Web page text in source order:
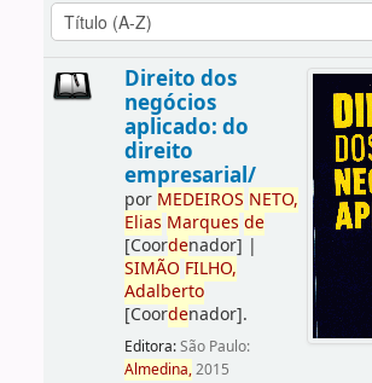
Direito dos
negócios
aplicado: do
direito
empresarial/
por MEDEIROS NETO,
Elias Marques de
[Coordenador] |
SIMÃO FILHO,
Adalberto
[Coordenador].
Editora:São Paulo:
Almedina,2015